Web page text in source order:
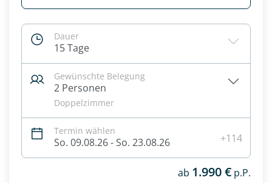
Dauer
15 Tage
Gewünschte Belegung
2 Personen
Doppelzimmer
Termin wählen
So. 09.08.26 - So. 23.08.26 +114
ab 1.990 € p.P.
Datenschutz & Transparenz ist uns sehr wichtig!
Widerrufhinweisezur